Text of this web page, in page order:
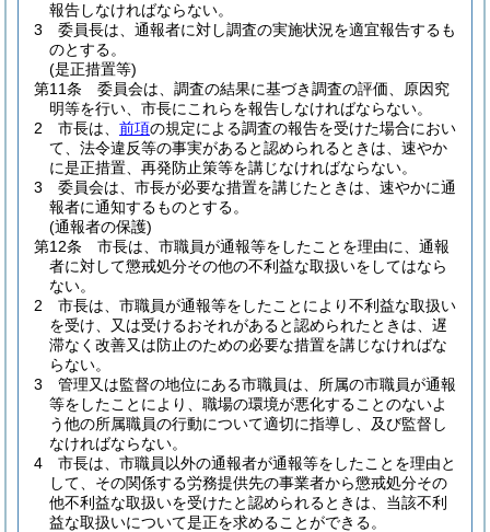
報告しなければならない。
3
委員長は、通報者に対し調査の実施状況を適宜報告するも
のとする。
(是正措置等)
第11条
委員会は、調査の結果に基づき調査の評価、原因究
明等を行い、市長にこれらを報告しなければならない。
2
市長は、 前項の規定による調査の報告を受けた場合におい
て、法令違反等の事実があると認められるときは、速やか
に是正措置、再発防止策等を講じなければならない。
3
委員会は、市長が必要な措置を講じたときは、速やかに通
報者に通知するものとする。
(通報者の保護)
第12条
市長は、市職員が通報等をしたことを理由に、通報
者に対して懲戒処分その他の不利益な取扱いをしてはなら
ない。
2
市長は、市職員が通報等をしたことにより不利益な取扱い
を受け、又は受けるおそれがあると認められたときは、遅
滞なく改善又は防止のための必要な措置を講じなければな
らない。
3
管理又は監督の地位にある市職員は、所属の市職員が通報
等をしたことにより、職場の環境が悪化することのないよ
う他の所属職員の行動について適切に指導し、及び監督し
なければならない。
4
市長は、市職員以外の通報者が通報等をしたことを理由と
して、その関係する労務提供先の事業者から懲戒処分その
他不利益な取扱いを受けたと認められるときは、当該不利
益な取扱いについて是正を求めることができる。